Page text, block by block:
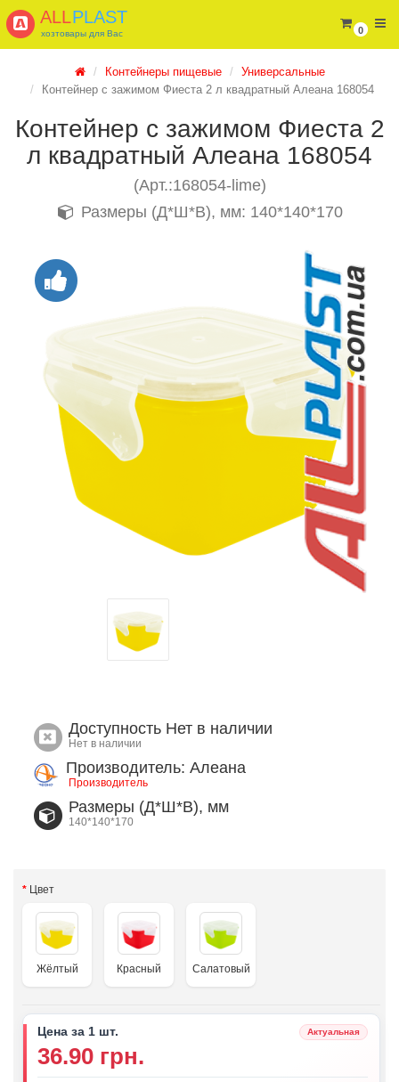
0
ALLPLAST
хозтовары для Вас
Контейнеры пищевые
Универсальные
Контейнер с зажимом Фиеста 2 л квадратный Алеана 168054
Контейнер с зажимом Фиеста 2
л квадратный Алеана 168054
(Арт.:168054-lime)
Размеры (Д*Ш*В), мм: 140*140*170
Доступность Нет в наличии
Нет в наличии
Производитель: Алеана
Производитель
Размеры (Д*Ш*В), мм
140*140*170
Цвет
Жёлтый Красный Салатовый
Цена за 1 шт. Актуальная
36.90 грн.